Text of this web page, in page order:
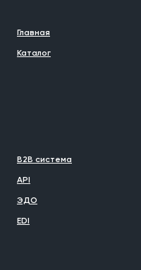
Главная
Каталог
B2B система
API
ЭДО
EDI